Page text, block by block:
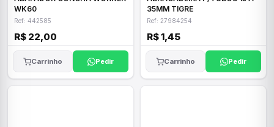
WK60
Ref: 442585
R$ 22,00
Carrinho Pedir
35MM TIGRE
Ref: 27984254
R$ 1,45
Carrinho Pedir